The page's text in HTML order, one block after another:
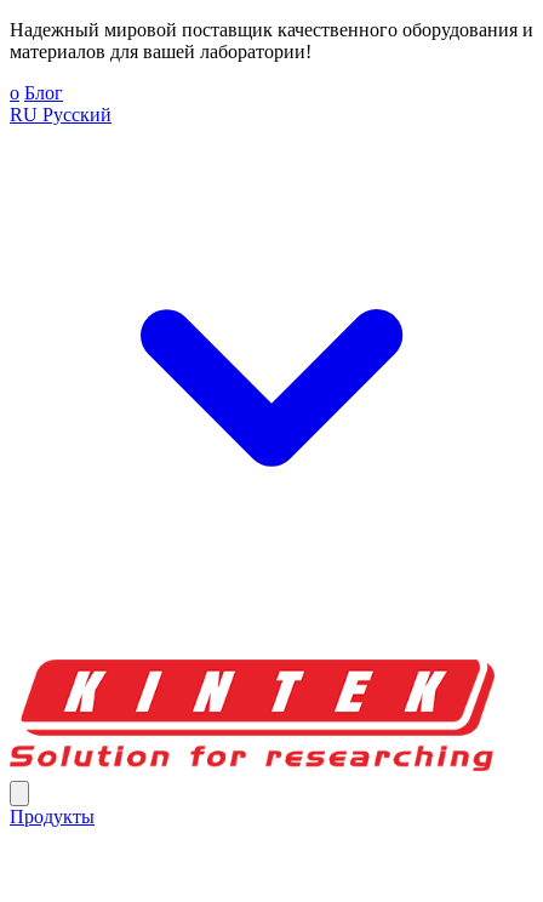
Надежный мировой поставщик качественного оборудования и
материалов для вашей лаборатории!
о Блог
RU Русский
Продукты